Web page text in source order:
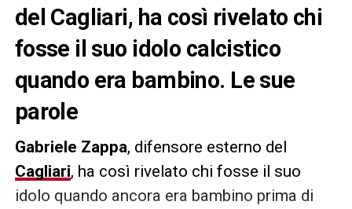
del Cagliari, ha così rivelato chi
fosse il suo idolo calcistico
quando era bambino. Le sue
parole
Gabriele Zappa, difensore esterno del
Cagliari, ha così rivelato chi fosse il suo
idolo quando ancora era bambino prima di